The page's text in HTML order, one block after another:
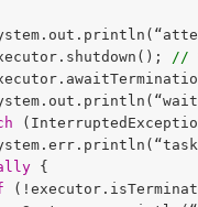
//
{